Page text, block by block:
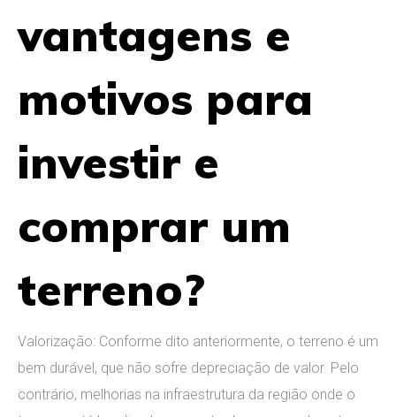
vantagens e
motivos para
investir e
comprar um
terreno?
Valorização: Conforme dito anteriormente, o terreno é um
bem durável, que não sofre depreciação de valor. Pelo
contrário, melhorias na infraestrutura da região onde o